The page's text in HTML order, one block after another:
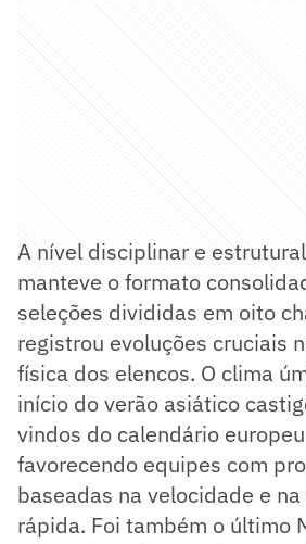
A nível disciplinar e
manteve o formato
seleções divididas em oito
registrou evoluções cruciais
física dos elencos. O clima
início do verão asiático
vindos do calendário
favorecendo equipes com
baseadas na velocidade e
rápida. Foi também o último